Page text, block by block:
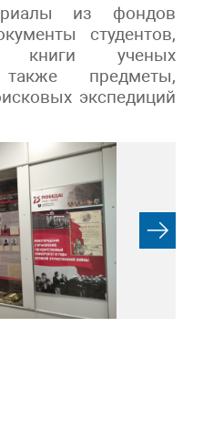
из фондов
студентов,
книги ученых
предметы,
экспедиций